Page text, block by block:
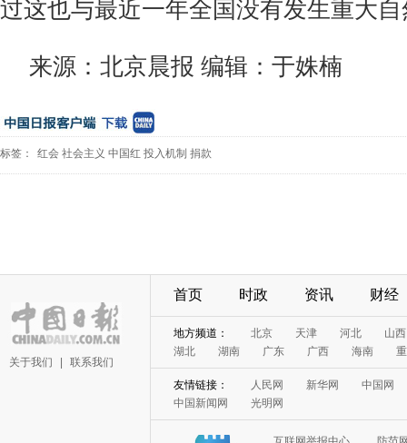
过这也与最近一年全国没有发生重大
来源：北京晨报 编辑：于姝楠
标签： 红会 社会主义 中国红 投入机制 捐款
关于我们 联系我们
首页 时政 资讯 财经
地方频道： 北京 天津 河北
山西
湖北
湖南 广东 广西 海南
友情链接： 人民网 新华网
中国网
中国新闻网
光明网